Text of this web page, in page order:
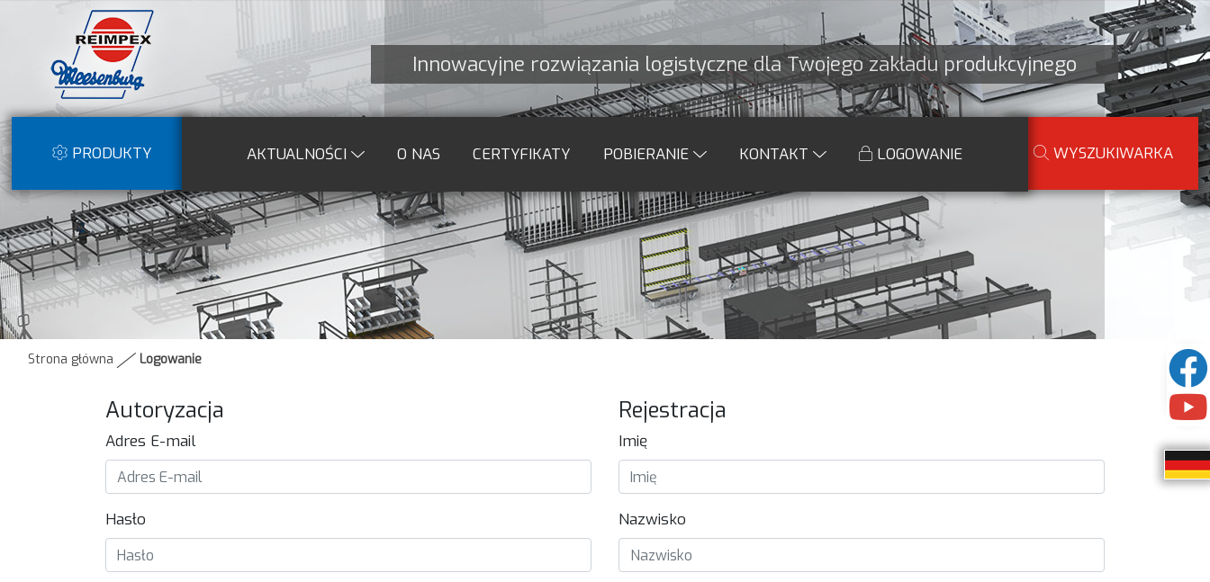
Innowacyjne rozwiązania logistyczne dla Twojego zakładu produkcyjnego
PRODUKTY AKTUALNOŚCI O NAS CERTYFIKATY POBIERANIE KONTAKT LOGOWANIE WYSZUKIWARKA
Strona główna Logowanie
Autoryzacja
Adres E-mail
Hasło
Rejestracja
Imię
Nazwisko